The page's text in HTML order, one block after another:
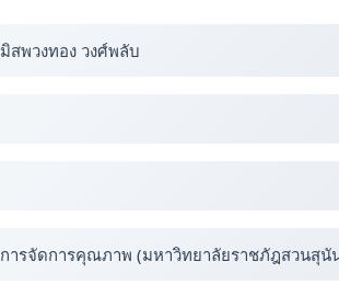
มิสพวงทอง วงศ์พลับ
การจัดการคุณภาพ (มหาวิทยาลัยราชภัฎสวนสุนั